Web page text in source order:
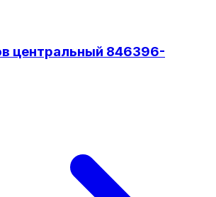
центральный 846396-